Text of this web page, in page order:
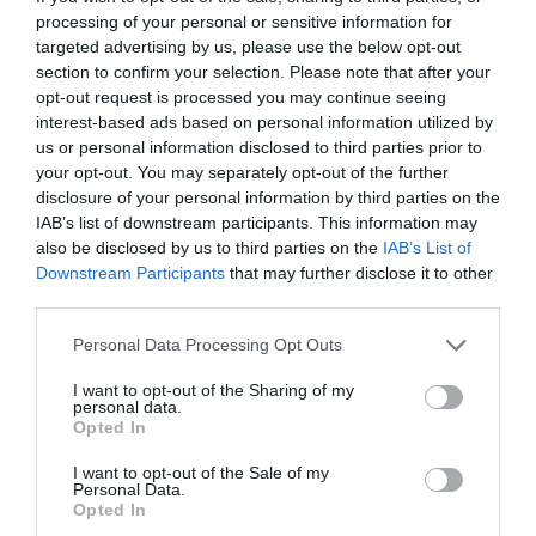
processing of your personal or sensitive information for
targeted advertising by us, please use the below opt-out
section to confirm your selection. Please note that after your
opt-out request is processed you may continue seeing
interest-based ads based on personal information utilized by
us or personal information disclosed to third parties prior to
your opt-out. You may separately opt-out of the further
disclosure of your personal information by third parties on the
IAB’s list of downstream participants. This information may
also be disclosed by us to third parties on the IAB’s List of
Downstream Participants that may further disclose it to other
Personal Data Processing Opt Outs
I want to opt-out of the Sharing of my
personal data.
Opted In
I want to opt-out of the Sale of my
Personal Data.
Opted In
O diferență care reiese și mai mult dacă luăm în
considerare procentul de muncitori de sex feminin
și cu fracțiune de normă din numărul total de
salariați: INPS subliniază că în timp ce „21% dintre
angajații bărbați au avut cel puțin o relație de muncă
cu fracțiune de normă, în rândul femeilor. ponderea
lucrătoarelor care lucrează cel puțin cu fracțiune de
normă pe parcursul anului este de aproximativ 49%.
jumătate de normă și acest lucru are evident un
categoriei.”
Documentul INPS evidențiază și diferențele salariale
legate de alte aspecte. Ca și datele personale :